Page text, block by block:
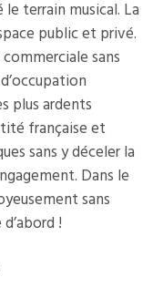
terrain musical. La
public et privé.
sans
plus ardents
française et
sans y déceler la
Dans le
sans
!